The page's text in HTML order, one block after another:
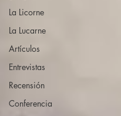
La Licorne
La Lucarne
Artículos
Entrevistas
Recensión
Conferencia